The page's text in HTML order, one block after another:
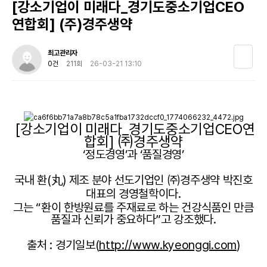
[강소기업이 미래다_경기도중소기업CEO
연합회] (주)경주생약
최고관리자
0건
211회 26-03-21 13:10
[강소기업이 미래다_경기도중소기업CEO연
합회] ㈜경주생약
‘정도경영’과 ‘품질경영’
국내 환(丸) 제조 분야 선도기업인 ㈜경주생약 박진호
대표의 경영철학이다.
그는 “환이 한방원료를 주재료로 하는 건강식품인 만큼
품질과 신뢰가 중요하다”고 강조했다.
출처 : 경기일보(http://www.kyeonggi.com)